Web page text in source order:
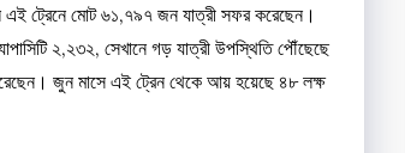
এই ট্রেনে মোট ৬১,৭৯৭ জন যাত্রী সফর করেছেন।
২,২৩২, সেখানে গড় যাত্রী উপস্থিতি পৌঁছেছে
করেছেন। জুন মাসে এই ট্রেন থেকে আয় হয়েছে ৪৮ লক্ষ